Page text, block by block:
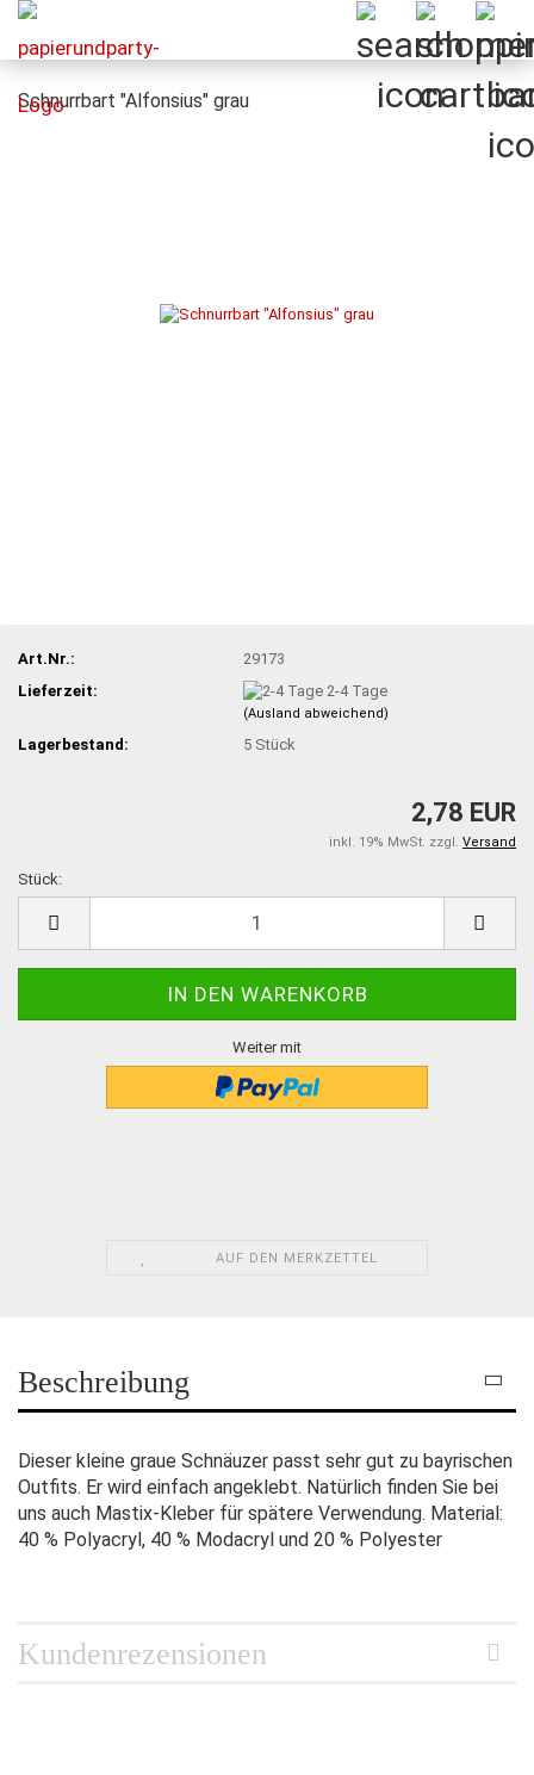
Schnurrbart "Alfonsius" grau
Art.Nr.:
29173
Lieferzeit:
2-4 Tage
(Ausland abweichend)
Lagerbestand: 5 Stück
2,78 EUR
inkl. 19% MwSt. zzgl. Versand
Stück:
Weiter mit
AUF DEN MERKZETTEL
Beschreibung
Dieser kleine graue Schnäuzer passt sehr gut zu bayrischen
Outfits. Er wird einfach angeklebt. Natürlich finden Sie bei
uns auch Mastix-Kleber für spätere Verwendung. Material:
40 % Polyacryl, 40 % Modacryl und 20 % Polyester
Kundenrezensionen